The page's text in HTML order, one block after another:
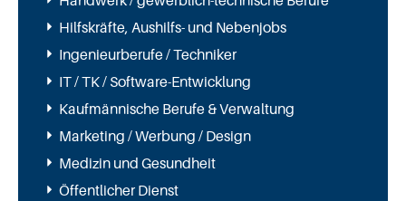
Hilfskräfte, Aushilfs- und Nebenjobs
Ingenieurberufe / Techniker
IT / TK / Software-Entwicklung
Kaufmännische Berufe & Verwaltung
Marketing / Werbung / Design
Medizin und Gesundheit
Öffentlicher Dienst